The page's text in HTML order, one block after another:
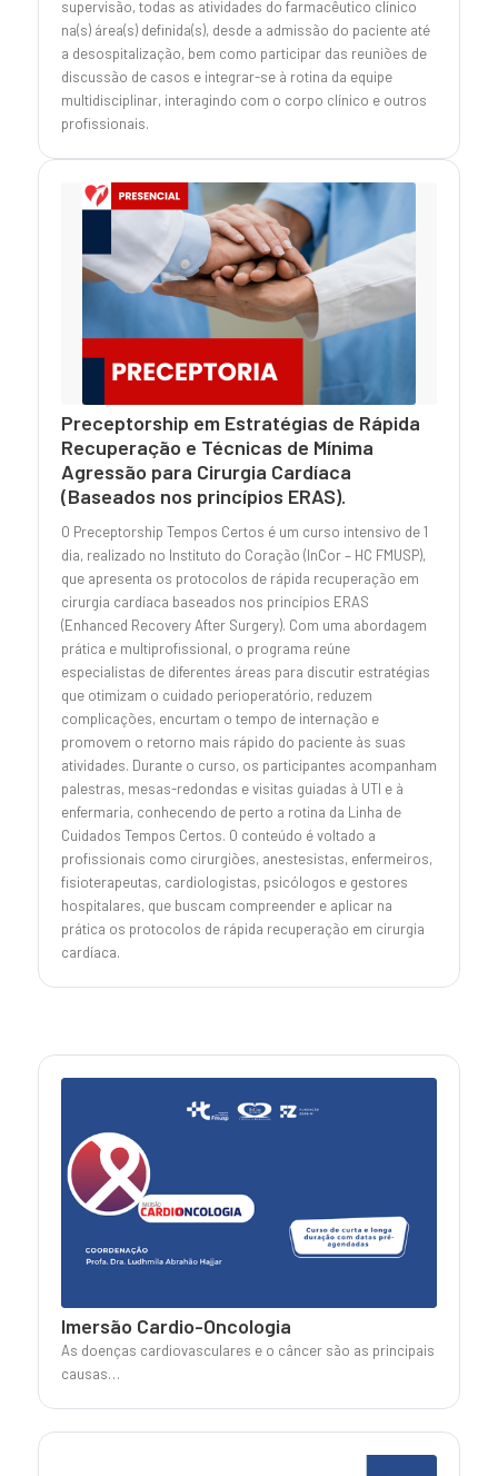
supervisão, todas as atividades do farmacêutico clínico
na(s) área(s) definida(s), desde a admissão do paciente até
a desospitalização, bem como participar das reuniões de
discussão de casos e integrar-se à rotina da equipe
multidisciplinar, interagindo com o corpo clínico e outros
profissionais.
Preceptorship em Estratégias de Rápida
Recuperação e Técnicas de Mínima
Agressão para Cirurgia Cardíaca
(Baseados nos princípios ERAS).
O Preceptorship Tempos Certos é um curso intensivo de 1
dia, realizado no Instituto do Coração (InCor – HC FMUSP),
que apresenta os protocolos de rápida recuperação em
cirurgia cardíaca baseados nos princípios ERAS
(Enhanced Recovery After Surgery). Com uma abordagem
prática e multiprofissional, o programa reúne
especialistas de diferentes áreas para discutir estratégias
que otimizam o cuidado perioperatório, reduzem
complicações, encurtam o tempo de internação e
promovem o retorno mais rápido do paciente às suas
atividades. Durante o curso, os participantes acompanham
palestras, mesas-redondas e visitas guiadas à UTI e à
enfermaria, conhecendo de perto a rotina da Linha de
Cuidados Tempos Certos. O conteúdo é voltado a
profissionais como cirurgiões, anestesistas, enfermeiros,
fisioterapeutas, cardiologistas, psicólogos e gestores
hospitalares, que buscam compreender e aplicar na
prática os protocolos de rápida recuperação em cirurgia
cardíaca.
Imersão Cardio-Oncologia
As doenças cardiovasculares e o câncer são as principais
causas…